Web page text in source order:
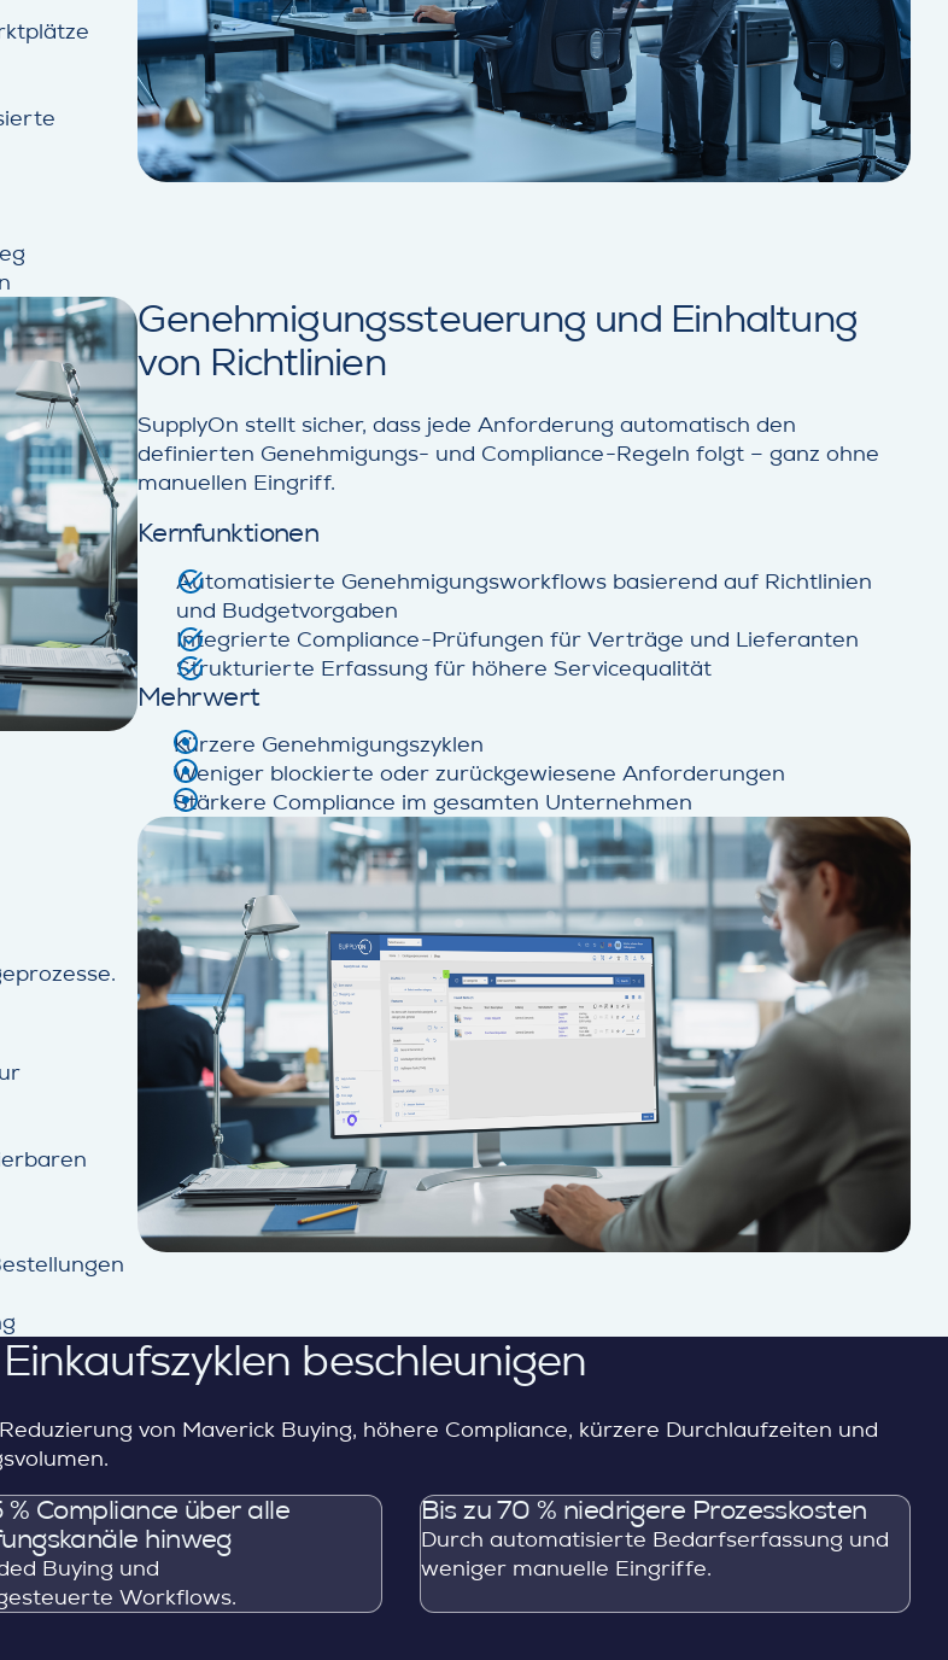
Genehmigungssteuerung und Einhaltung
von Richtlinien
SupplyOn stellt sicher, dass jede Anforderung automatisch den
definierten Genehmigungs- und Compliance-Regeln folgt – ganz ohne
manuellen Eingriff.
Kernfunktionen
Automatisierte Genehmigungsworkflows basierend auf Richtlinien
und Budgetvorgaben
Integrierte Compliance-Prüfungen für Verträge und Lieferanten
Strukturierte Erfassung für höhere Servicequalität
Mehrwert
Kürzere Genehmigungszyklen
Weniger blockierte oder zurückgewiesene Anforderungen
Stärkere Compliance im gesamten Unternehmen
beschleunigen
von Maverick Buying, höhere Compliance, kürzere Durchlaufzeiten und
% Compliance über alle
hinweg
Buying und
Workflows.
Bis zu 70 % niedrigere Prozesskosten
Durch automatisierte Bedarfserfassung und
weniger manuelle Eingriffe.